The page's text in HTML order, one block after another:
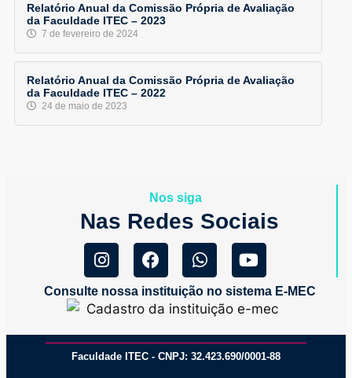
Relatório Anual da Comissão Própria de Avaliação
da Faculdade ITEC – 2023
7 de fevereiro de 2024
Relatório Anual da Comissão Própria de Avaliação
da Faculdade ITEC – 2022
24 de maio de 2023
Nos siga
Nas Redes Sociais
Consulte nossa instituição no sistema E-MEC
Faculdade ITEC - CNPJ: 32.423.690/0001-88